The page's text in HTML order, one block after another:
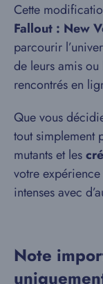
Cette
Fallout : New
parcourir
de leurs amis
rencontrés en
Que vous
tout simplement
mutants et les
votre
intenses avec
Note